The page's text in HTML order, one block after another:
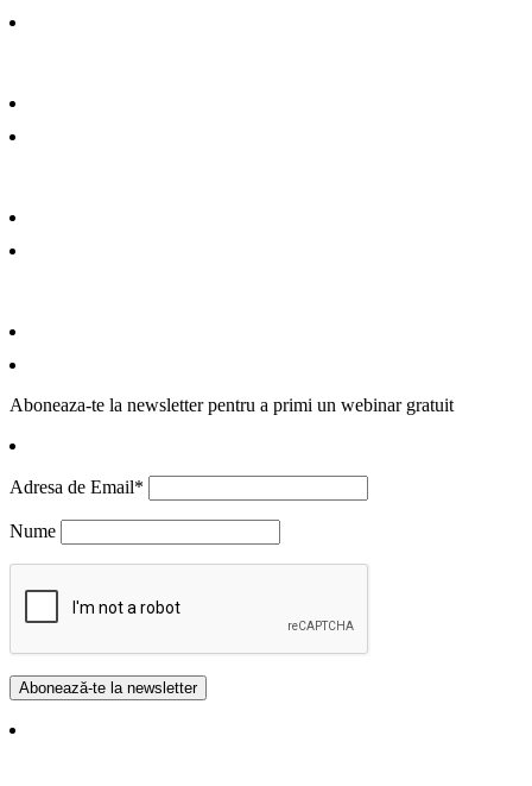
Aboneaza-te la newsletter pentru a primi un webinar gratuit
Adresa de Email*
Nume